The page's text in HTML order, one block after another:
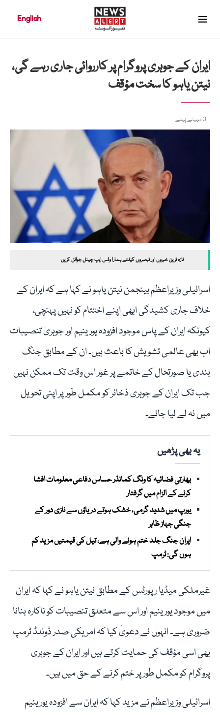
English
ایران کے جوہری پروگرام پر کارروائی جاری رہے گی،
نیتن یاہو کا سخت مؤقف
3 مہینے پہلے
تازہ ترین خبروں اور تبصروں کیلئے ہمارا وٹس ایپ چینل جوائن کریں
اسرائیلی وزیراعظم بینجمن نیتن یاہو نے کہا ہے کہ ایران کے
خلاف جاری کشیدگی ابھی اپنے اختتام کو نہیں پہنچی،
کیونکہ ایران کے پاس موجود افزودہ یورینیم اور جوہری تنصیبات
اب بھی عالمی تشویش کا باعث ہیں۔ ان کے مطابق جنگ
بندی یا صورتحال کے خاتمے پر غور اس وقت تک ممکن نہیں
جب تک ایران کے جوہری ذخائر کو مکمل طور پر اپنی تحویل
میں نہ لے لیا جائے۔
یہ بھی پڑھیں
بھارتی فضائیہ کا ونگ کمانڈر حساس دفاعی معلومات افشا
کرنے کے الزام میں گرفتار
یورپ میں شدید گرمی، خشک ہوتے دریاؤں سے نازی دور کے
جنگی جہاز ظاہر
ایران جنگ جلد ختم ہونے والی ہے، تیل کی قیمتیں مزید کم
ہوں گی: ٹرمپ
غیرملکی میڈیا رپورٹس کے مطابق نیتن یاہو نے کہا کہ ایران
میں موجود یورینیم اور اس سے متعلق تنصیبات کو ناکارہ بنانا
ضروری ہے۔ انہوں نے دعویٰ کیا کہ امریکی صدر ڈونلڈ ٹرمپ
بھی اسی مؤقف کی حمایت کرتے ہیں اور ایران کے جوہری
پروگرام کو مکمل طور پر ختم کرنے کے حق میں ہیں۔
اسرائیلی وزیراعظم نے مزید کہا کہ ایران سے افزودہ یورینیم